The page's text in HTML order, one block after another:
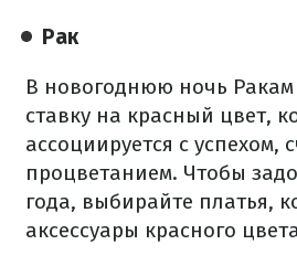
Рак
В новогоднюю ночь Ракам
ставку на красный цвет,
ассоциируется с успехом,
процветанием. Чтобы
года, выбирайте платья,
аксессуары красного